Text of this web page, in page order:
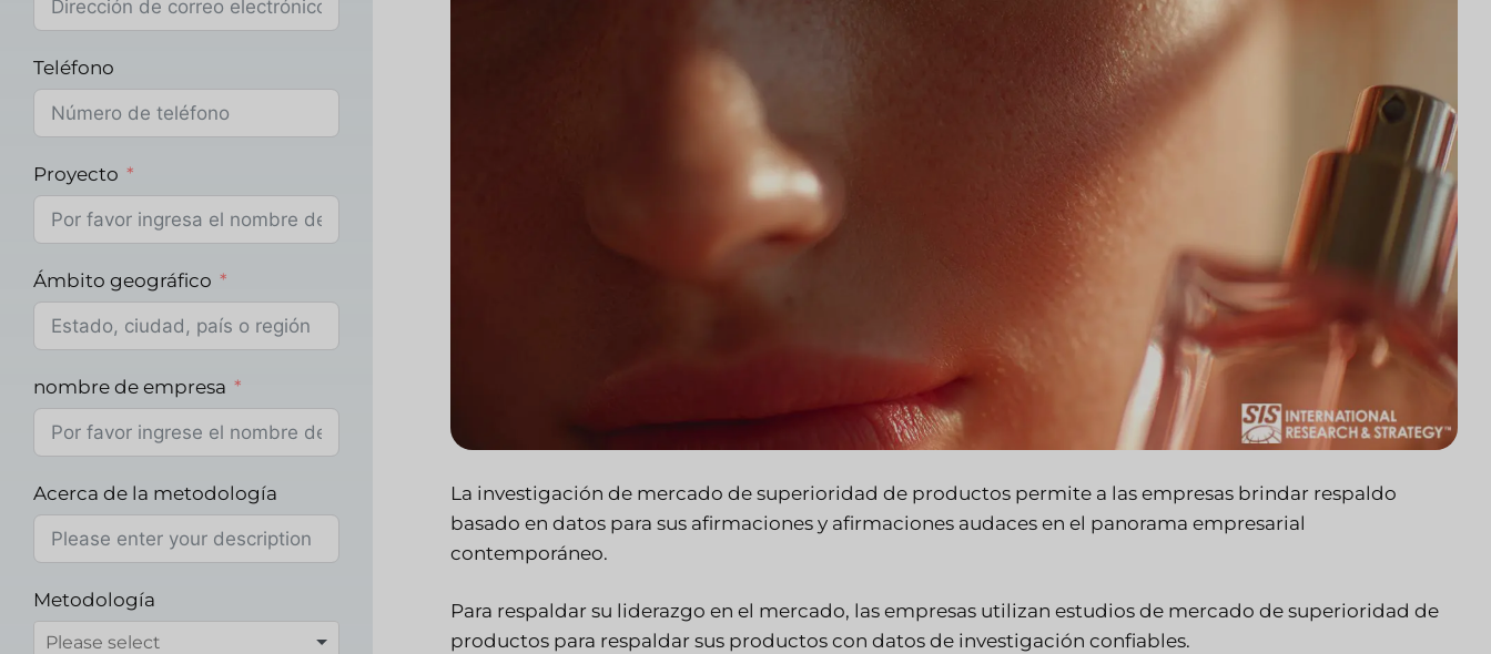
La investigación de mercado de superioridad de productos permite a las empresas brindar respaldo
basado en datos para sus afirmaciones y afirmaciones audaces en el panorama empresarial
contemporáneo.
Para respaldar su liderazgo en el mercado, las empresas utilizan estudios de mercado de superioridad de
productos para respaldar sus productos con datos de investigación confiables.
Teléfono
Proyecto
Ámbito geográfico
nombre de empresa
Acerca de la metodología
Metodología